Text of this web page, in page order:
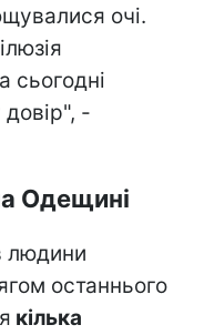
очі.
сьогодні
-
Одещині
людини
останнього
кілька